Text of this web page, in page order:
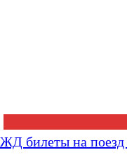
ЖД билеты на